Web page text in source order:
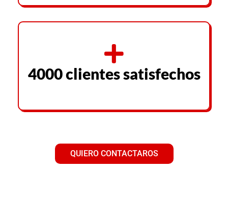
4000 clientes satisfechos
QUIERO CONTACTAROS